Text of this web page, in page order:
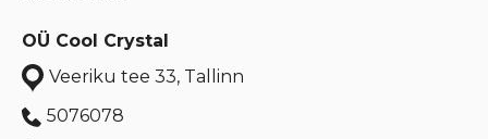
OÜ Cool Crystal
Veeriku tee 33, Tallinn
5076078